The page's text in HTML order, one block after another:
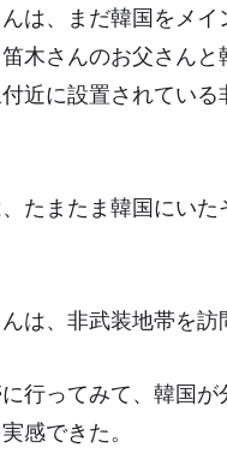
は、まだ韓国をメイ
木さんのお父さん
近に設置されている
たまたま韓国にいた
は、非武装地帯を訪
行ってみて、韓国が
感できた。